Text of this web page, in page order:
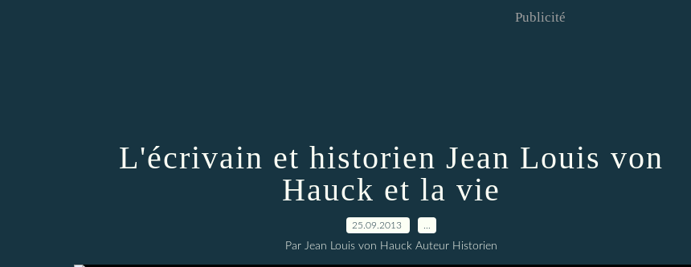
Publicité
L'écrivain et historien Jean Louis von
Hauck et la vie
25.09.2013
Par Jean Louis von Hauck Auteur Historien